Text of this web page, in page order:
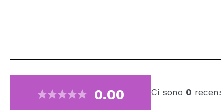
0.00 Ci sono 0